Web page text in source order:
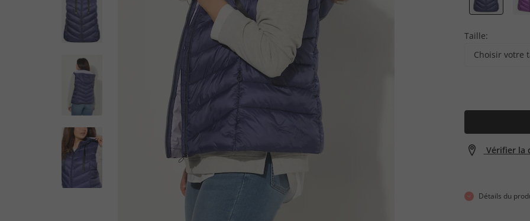
Taille:
Choisir votre
Vérifier la
Détails du